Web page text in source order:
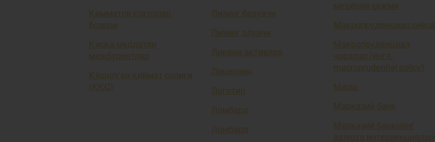
Қимматли қоғозлар
бозори
Қисқа муддатли
мажбуриятлар
Қўшилган қиймат солиғи
(ҚҚС)
Лизинг берувчи
Лизинг олувчи
Ликвид активлар
Лицензия
Логотип
Ломбард
Ломбард
меъёрий ҳажми
Макропруденциал
Макропруденциал
чоралар (ингл.
macroprudential policy)
Маош
Марказий банк
Марказий банкнинг
валюта